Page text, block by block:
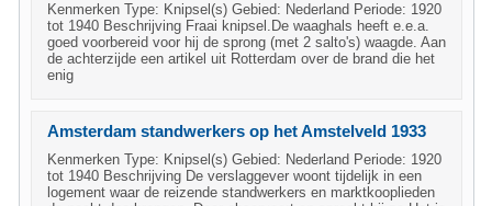
Kenmerken Type: Knipsel(s) Gebied: Nederland Periode: 1920
tot 1940 Beschrijving Fraai knipsel.De waaghals heeft e.e.a.
goed voorbereid voor hij de sprong (met 2 salto's) waagde. Aan
de achterzijde een artikel uit Rotterdam over de brand die het
enig
Amsterdam standwerkers op het Amstelveld 1933
Kenmerken Type: Knipsel(s) Gebied: Nederland Periode: 1920
tot 1940 Beschrijving De verslaggever woont tijdelijk in een
logement waar de reizende standwerkers en marktkooplieden